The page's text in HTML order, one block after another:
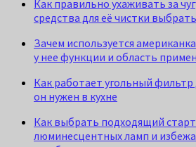
Как правильно ухаживать за
средства для её чистки выбрать
Зачем используется
у нее функции и область
Как работает угольный фильтр
он нужен в кухне
Как выбрать подходящий
люминесцентных ламп и